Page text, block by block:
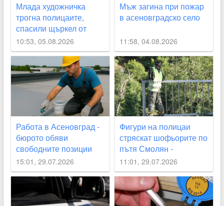
Млада художничка
трогна полицаите,
спасили щъркел от
огнения ад край
Асеновград
10:53, 05.08.2026
Мъж загина при пожар
в асеновградско село
11:58, 04.08.2026
Работа в Асеновград -
бюрото обяви
свободните позиции
15:01, 29.07.2026
Фигури на полицаи
стряскат шофьорите по
пътя Смолян -
Асеновград
11:01, 29.07.2026